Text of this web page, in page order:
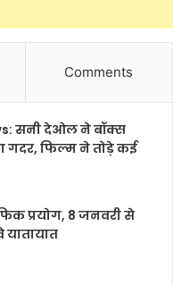
Comments
सनी देओल ने बॉक्स
गदर, फिल्म ने तोड़े कई
प्रयोग, 8 जनवरी से